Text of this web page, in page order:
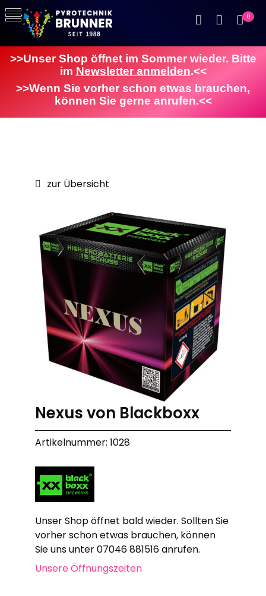
0
>>Unser Shop öffnet im Sommer wieder. Bitte
im Newsletter anmelden.<<
>>Wenn Sie vorher schon etwas brauchen,
können Sie gerne anrufen.<<
zur Übersicht
Nexus von Blackboxx
Artikelnummer: 1028
Unser Shop öffnet bald wieder. Sollten Sie
vorher schon etwas brauchen, können
Sie uns unter 07046 881516 anrufen.
Unsere Öffnungszeiten